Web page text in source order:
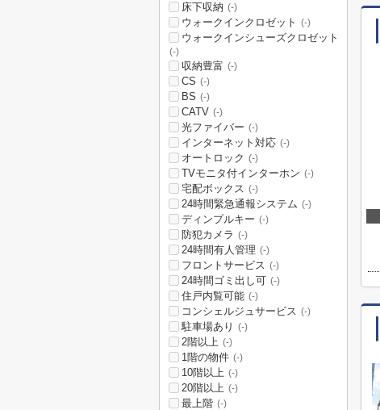
床下収納 (-)
ウォークインクロゼット (-)
ウォークインシューズクロゼット
(-)
収納豊富 (-)
CS (-)
BS (-)
CATV (-)
光ファイバー (-)
インターネット対応 (-)
オートロック (-)
TVモニタ付インターホン (-)
宅配ボックス (-)
24時間緊急通報システム (-)
ディンプルキー (-)
防犯カメラ (-)
24時間有人管理 (-)
フロントサービス (-)
24時間ゴミ出し可 (-)
住戸内覧可能 (-)
コンシェルジュサービス (-)
駐車場あり (-)
2階以上 (-)
1階の物件 (-)
10階以上 (-)
20階以上 (-)
最上階 (-)